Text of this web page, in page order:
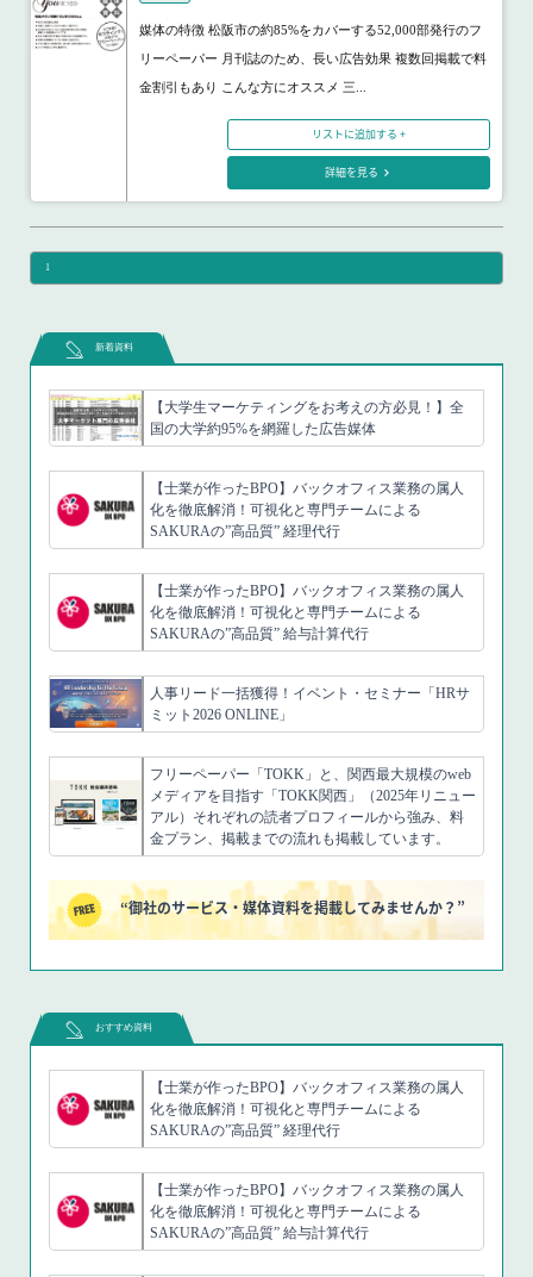
媒体の特徴 松阪市の約85%をカバーする52,000部発行のフ
リーペーパー 月刊誌のため、長い広告効果 複数回掲載で料
金割引もあり こんな方にオススメ 三...
リストに追加する +
詳細を見る
1
新着資料
【大学生マーケティングをお考えの方必見！】全
国の大学約95%を網羅した広告媒体
【士業が作ったBPO】バックオフィス業務の属人
化を徹底解消！可視化と専門チームによる
SAKURAの”高品質” 経理代行
【士業が作ったBPO】バックオフィス業務の属人
化を徹底解消！可視化と専門チームによる
SAKURAの”高品質” 給与計算代行
人事リード一括獲得！イベント・セミナー「HRサ
ミット2026 ONLINE」
フリーペーパー「TOKK」と、関西最大規模のweb
メディアを目指す「TOKK関西」（2025年リニュー
アル）それぞれの読者プロフィールから強み、料
金プラン、掲載までの流れも掲載しています。
“御社のサービス・媒体資料を掲載してみませんか？”
おすすめ資料
【士業が作ったBPO】バックオフィス業務の属人
化を徹底解消！可視化と専門チームによる
SAKURAの”高品質” 経理代行
【士業が作ったBPO】バックオフィス業務の属人
化を徹底解消！可視化と専門チームによる
SAKURAの”高品質” 給与計算代行